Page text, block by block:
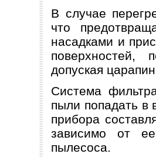
В случае
что
насадками и
поверхностей,
допуская
Система
пыли попадать в
прибора
зависимо от
пылесоса.